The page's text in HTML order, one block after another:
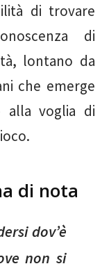
di trovare
di
lontano da
che emerge
alla voglia di
di nota
dov’è
non si